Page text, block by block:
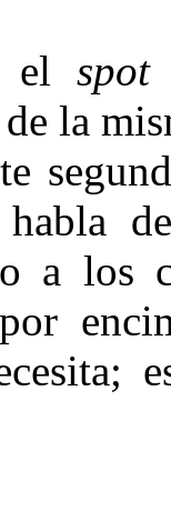
elspot
la
habla
a los